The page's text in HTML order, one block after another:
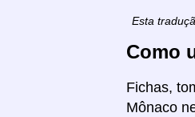
Esta
Como
Fichas,
Mônaco